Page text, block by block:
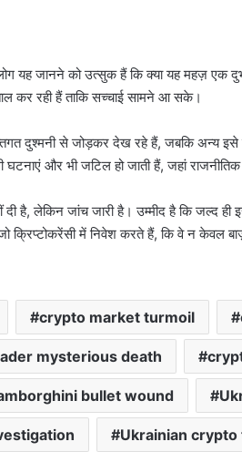
जानने को उत्सुक हैं कि क्या यह महज़ एक
कर रही हैं ताकि सच्चाई सामने आ सके।
दुश्मनी से जोड़कर देख रहे हैं, जबकि अन्य इसे
और भी जटिल हो जाती हैं, जहां
है, लेकिन जांच जारी है। उम्मीद है कि जल्द
क्रिप्टोकरेंसी में निवेश करते हैं, कि वे न केवल
crypto market turmoil
mysterious death
bullet wound
Ukrainian crypto